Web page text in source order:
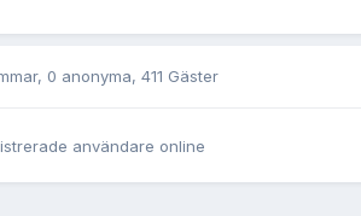
, 0 anonyma, 411 Gäster
användare online